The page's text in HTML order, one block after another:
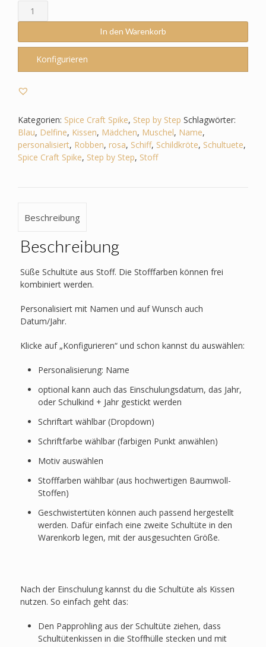
Schultüte
passend
StepbyStep-
Spice
Craft
-
-
Seepferdchen-
Robben-
Delfin-
In den Warenkorb
Konfigurieren
Kategorien: Spice Craft Spike, Step by Step Schlagwörter:
Blau, Delfine, Kissen, Mädchen, Muschel, Name,
personalisiert, Robben, rosa, Schiff, Schildkröte, Schultuete,
Spice Craft Spike, Step by Step, Stoff
Beschreibung
Beschreibung
Süße Schultüte aus Stoff. Die Stofffarben können frei
kombiniert werden.
Personalisiert mit Namen und auf Wunsch auch
Datum/Jahr.
Klicke auf „Konfigurieren“ und schon kannst du auswählen:
Personalisierung: Name
optional kann auch das Einschulungsdatum, das Jahr,
oder Schulkind + Jahr gestickt werden
Schriftart wählbar (Dropdown)
Schriftfarbe wählbar (farbigen Punkt anwählen)
Motiv auswählen
Stofffarben wählbar (aus hochwertigen Baumwoll-
Stoffen)
Geschwistertüten können auch passend hergestellt
werden. Dafür einfach eine zweite Schultüte in den
Warenkorb legen, mit der ausgesuchten Größe.
Nach der Einschulung kannst du die Schultüte als Kissen
nutzen. So einfach geht das:
Den Papprohling aus der Schultüte ziehen, dass
Schultütenkissen in die Stoffhülle stecken und mit